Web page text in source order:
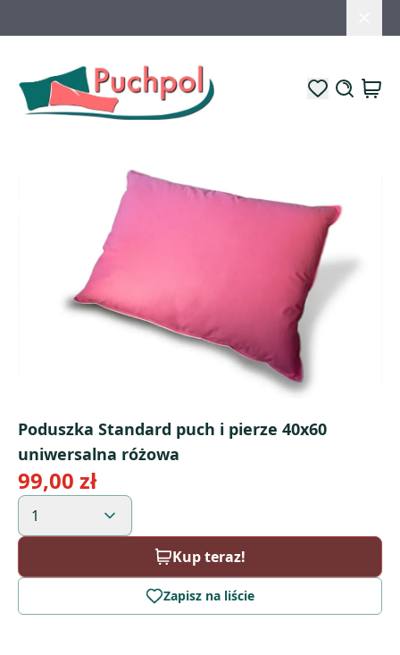
Poduszka Standard puch i pierze 40x60
uniwersalna różowa
99,00 zł
1
Kup teraz!
Zapisz na liście